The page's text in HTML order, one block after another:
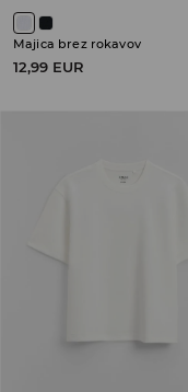
Majica brez rokavov
12,99 EUR